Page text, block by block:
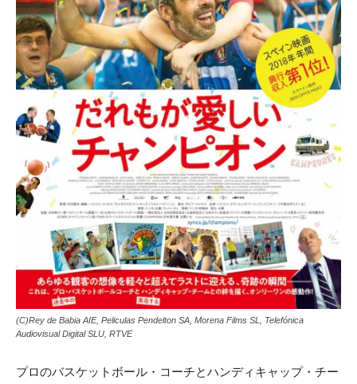
(C)Rey de Babia AIE, Peliculas Pendelton SA, Morena Films SL, Telefónica
Audiovisual Digital SLU, RTVE
プロのバスケットボール・コーチとハンディキャップ・チー